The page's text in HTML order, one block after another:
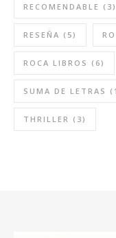
RECOMENDABLE (3)
RESEÑA (5)
ROCA LIBROS (6)
SUMA DE LETRAS
THRILLER (3)